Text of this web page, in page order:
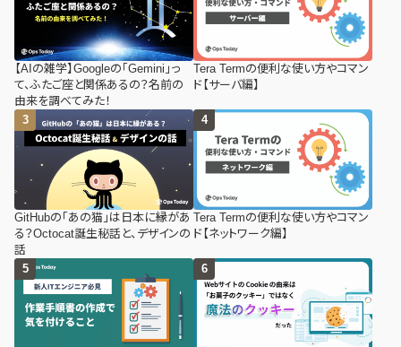
【AIの雑学】Googleの「Gemini」っ
て、ふたご座と関係あるの？名前の
由来を調べてみた！
Tera Termの便利な使い方やコマン
ド【サーバ編】
GitHubの「あの猫」は日本に縁があ
る？Octocat誕生秘話と、デザインの
話
Tera Termの便利な使い方やコマン
ド【ネットワーク編】